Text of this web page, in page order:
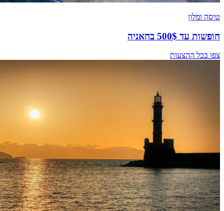
טיסה ומלון
חופשות עד 500$ בחאניה
צפו בכל ההצעות